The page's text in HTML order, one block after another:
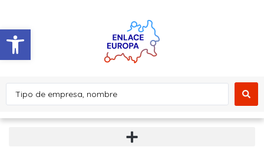
Abrir barra de herramientas